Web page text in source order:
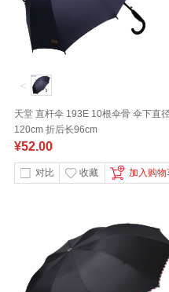
立即抢购
<
天堂 直杆伞 193E 10根伞骨 伞下直
120cm 折后长96cm
¥52.00
对比 收藏 加入购物